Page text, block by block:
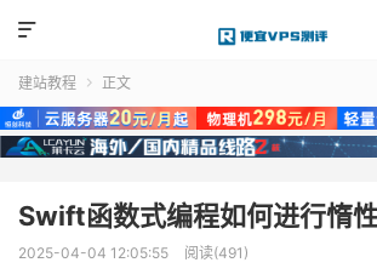

建站教程  正文
Swift函数式编程如何进行惰
2025-04-04 12:05:55 阅读(491)